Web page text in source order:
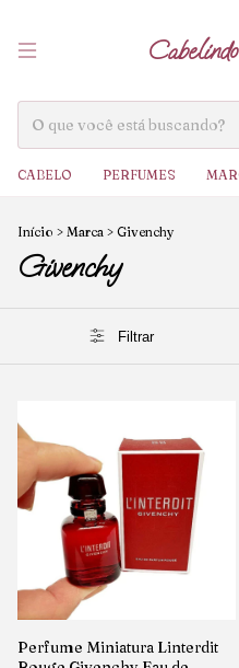
CABELO PERFUMES
Início > Marca > Givenchy
Givenchy
Filtrar
Perfume Miniatura Linterdit